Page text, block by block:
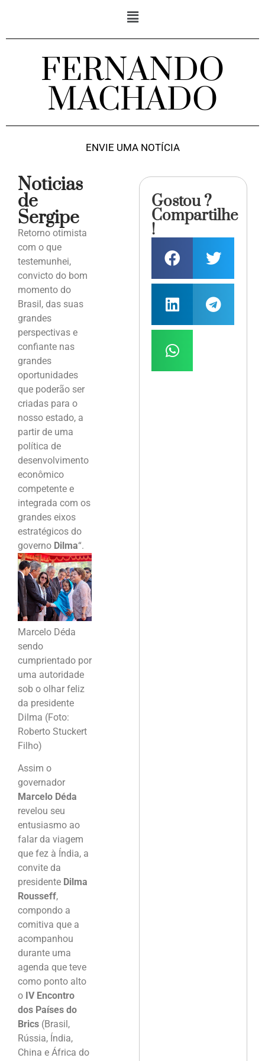
FERNANDO
MACHADO
ENVIE UMA NOTÍCIA
Noticias
de
Sergipe
Retorno otimista
com o que
testemunhei,
convicto do bom
momento do
Brasil, das suas
grandes
perspectivas e
confiante nas
grandes
oportunidades
que poderão ser
criadas para o
nosso estado, a
partir de uma
política de
desenvolvimento
econômico
competente e
integrada com os
grandes eixos
estratégicos do
governo Dilma“.
Marcelo Déda
sendo
cumprientado por
uma autoridade
sob o olhar feliz
da presidente
Dilma (Foto:
Roberto Stuckert
Filho)
Assim o
governador
Marcelo Déda
revelou seu
entusiasmo ao
falar da viagem
que fez à Índia, a
convite da
presidente Dilma
Rousseff,
compondo a
comitiva que a
acompanhou
durante uma
agenda que teve
como ponto alto
o IV Encontro
dos Países do
Brics (Brasil,
Rússia, Índia,
China e África do
Gostou ?
Compartilhe
!